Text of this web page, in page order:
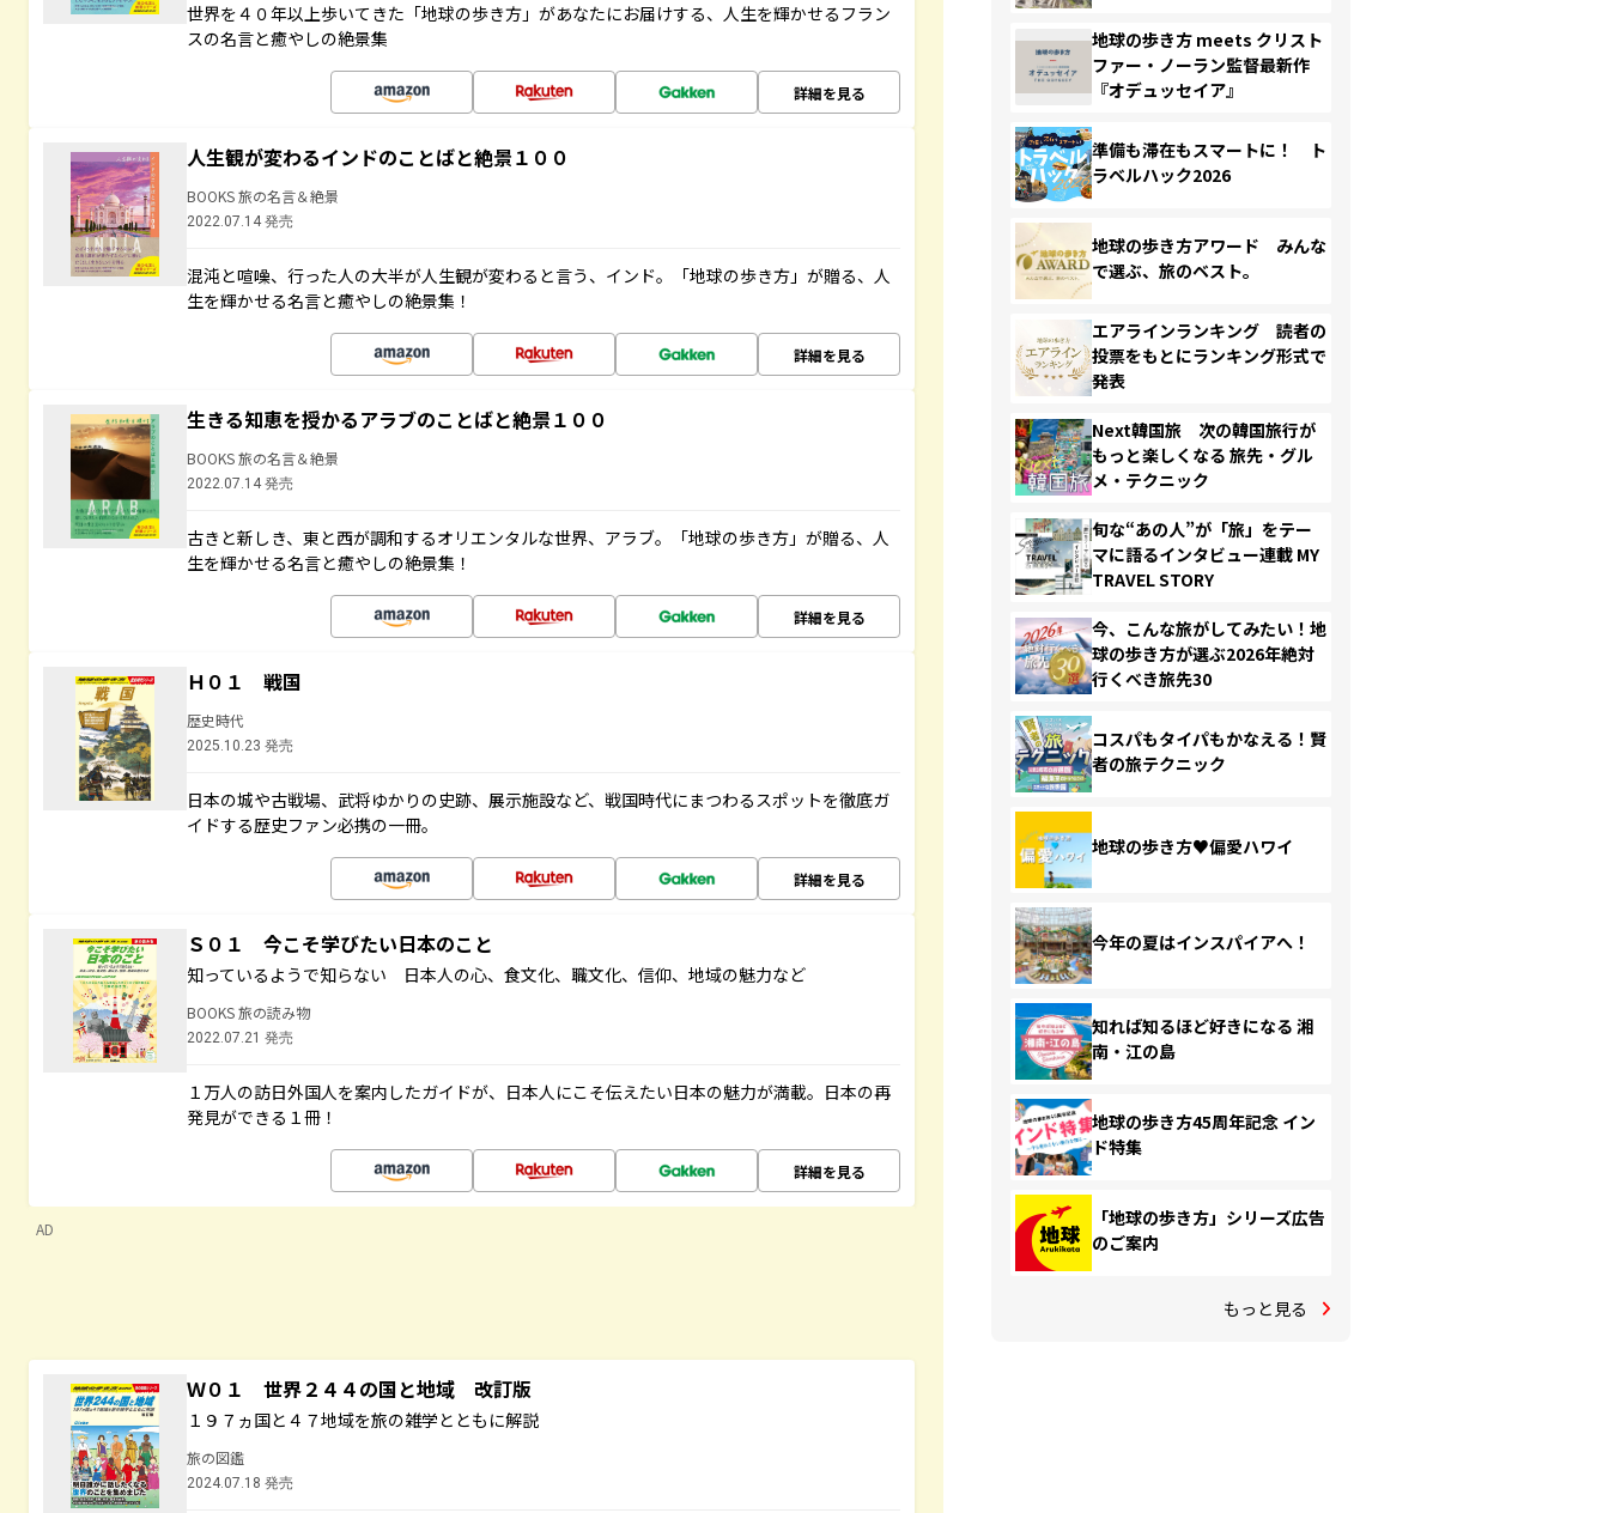
世界を４０年以上歩いてきた「地球の歩き方」があなたにお届けする、人生を輝かせるフラン
スの名言と癒やしの絶景集
詳細を見る
人生観が変わるインドのことばと絶景１００
BOOKS 旅の名言＆絶景
2022.07.14 発売
混沌と喧噪、行った人の大半が人生観が変わると言う、インド。「地球の歩き方」が贈る、人
生を輝かせる名言と癒やしの絶景集！
詳細を見る
生きる知恵を授かるアラブのことばと絶景１００
BOOKS 旅の名言＆絶景
2022.07.14 発売
古きと新しき、東と西が調和するオリエンタルな世界、アラブ。「地球の歩き方」が贈る、人
生を輝かせる名言と癒やしの絶景集！
詳細を見る
Ｈ０１ 戦国
歴史時代
2025.10.23 発売
日本の城や古戦場、武将ゆかりの史跡、展示施設など、戦国時代にまつわるスポットを徹底ガ
イドする歴史ファン必携の一冊。
詳細を見る
Ｓ０１ 今こそ学びたい日本のこと
知っているようで知らない 日本人の心、食文化、職文化、信仰、地域の魅力など
BOOKS 旅の読み物
2022.07.21 発売
１万人の訪日外国人を案内したガイドが、日本人にこそ伝えたい日本の魅力が満載。日本の再
発見ができる１冊！
詳細を見る
AD
Ｗ０１ 世界２４４の国と地域 改訂版
１９７ヵ国と４７地域を旅の雑学とともに解説
旅の図鑑
2024.07.18 発売
地球の歩き方 meets クリスト
ファー・ノーラン監督最新作
『オデュッセイア』
準備も滞在もスマートに！ ト
ラベルハック2026
地球の歩き方アワード みんな
で選ぶ、旅のベスト。
エアラインランキング 読者の
投票をもとにランキング形式で
発表
Next韓国旅 次の韓国旅行が
もっと楽しくなる 旅先・グル
メ・テクニック
旬な“あの人”が「旅」をテー
マに語るインタビュー連載 MY
TRAVEL STORY
今、こんな旅がしてみたい！地
球の歩き方が選ぶ2026年絶対
行くべき旅先30
コスパもタイパもかなえる！賢
者の旅テクニック
地球の歩き方♥偏愛ハワイ
今年の夏はインスパイアへ！
知れば知るほど好きになる 湘
南・江の島
地球の歩き方45周年記念 イン
ド特集
「地球の歩き方」シリーズ広告
のご案内
もっと見る